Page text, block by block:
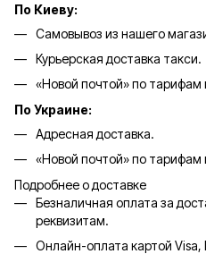
По Киеву:
Самовывоз из нашего
Курьерская доставка такси.
«Новой почтой» по тарифам
По Украине:
Адресная доставка.
«Новой почтой» по тарифам
Подробнее о доставке
Безналичная оплата за
реквизитам.
Онлайн-оплата картой Visa,